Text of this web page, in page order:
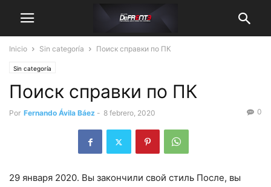
Inicio Sin categoría Поиск справки по ПК
Sin categoría
Поиск справки по ПК
Por Fernando Ávila Báez - 8 febrero, 2020 0
29 января 2020. Вы закончили свой стиль После, вы